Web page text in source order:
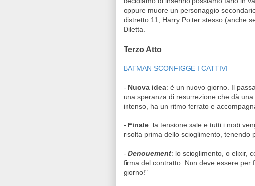
oppure muore un personaggio
distretto 11, Harry Potter stesso (anche
Diletta.
Terzo Atto
BATMAN SCONFIGGE I CATTIVI
- Nuova idea: è un nuovo giorno. Il
una speranza di resurrezione che dà
intenso, ha un ritmo ferrato e
- Finale: la tensione sale e tutti i nodi
risolta prima dello scioglimento, tenendo
- Denouement: lo scioglimento, o elixir,
firma del contratto. Non deve essere per
giorno!"